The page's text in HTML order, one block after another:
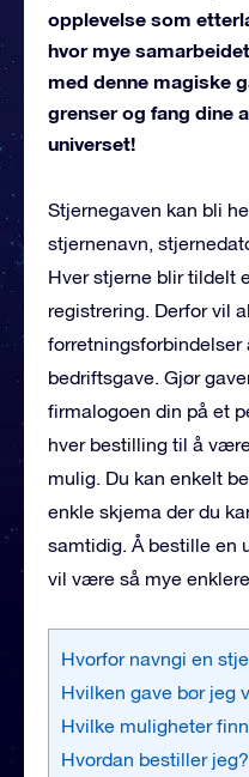
opplevelse som
hvor mye
med denne magiske
grenser og fang dine
universet!
Stjernegaven kan bli
stjernenavn,
Hver stjerne blir tildelt
registrering. Derfor vil
bedriftsgave. Gjør
firmalogoen din på et
hver bestilling til å
mulig. Du kan enkelt
enkle skjema der du
samtidig. Å bestille en
vil være så mye
Hvorfor navngi en
Hvilken gave bør jeg
Hvilke muligheter
Hvordan bestiller jeg?